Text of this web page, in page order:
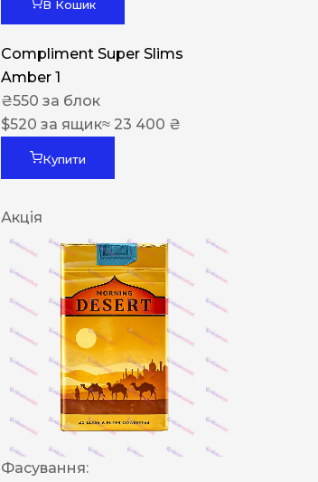
В Кошик
Compliment Super Slims
Amber 1
₴550 за блок
$520 за ящик≈ 23 400 ₴
Купити
Акція
Фасування: